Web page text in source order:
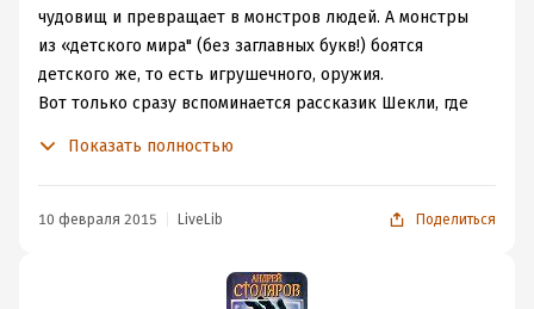
чудовищ и превращает в монстров людей. А монстры
из «детского мира" (без заглавных букв!) боятся
детского же, то есть игрушечного, оружия.
Вот только сразу вспоминается рассказик Шекли, где
Показать полностью
10 февраля 2015 LiveLib Поделиться